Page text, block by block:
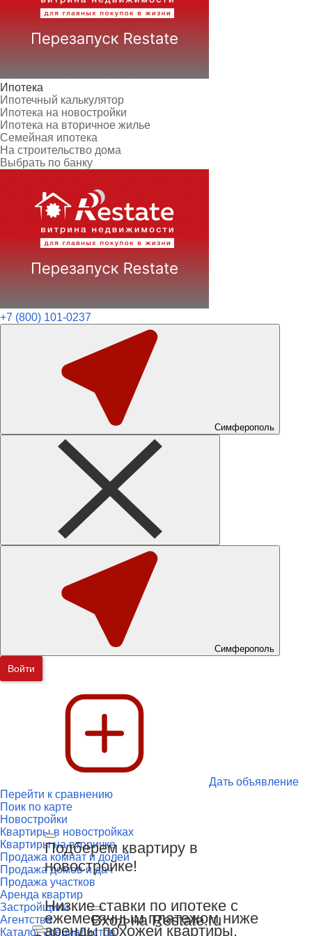
Ипотека
Ипотечный калькулятор
Ипотека на новостройки
Ипотека на вторичное жилье
Семейная ипотека
На строительство дома
Выбрать по банку
+7 (800) 101-0237
Симферополь
Симферополь
Войти
Дать объявление
Перейти к сравнению
Поик по карте
Новостройки
Квартиры в новостройках
Квартиры на вторичке
Продажа комнат и долей
Продажа домов и дач
Продажа участков
Аренда квартир
Застройщики
Агентства
Каталог специалистов
Вход на Restate.ru
Подберем квартиру в
новостройке!
Низкие ставки по ипотеке с
ежемесячным платежом ниже
аренды похожей квартиры.